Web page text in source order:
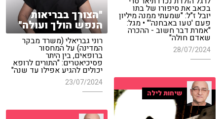
בכאב את סיפורו של בתו
יובל ז"ל: "שמעתי ממנה מיליון
פעם 'טעו באבחנה'" • מגל:
"אמרת דבר חשוב - ההכרה
שאדם חולה"
28/07/2024
"הצורך בבריאות
הנפש הולך ועולה"
רוני גבריאלי (משרד מבקר
המדינה) על המחסור
ברופאים, בין היתר
פסיכיאטרים: "התורים לרופא
יכולים להגיע אפילו עד שנה"
23/07/2024
שיחות לילה